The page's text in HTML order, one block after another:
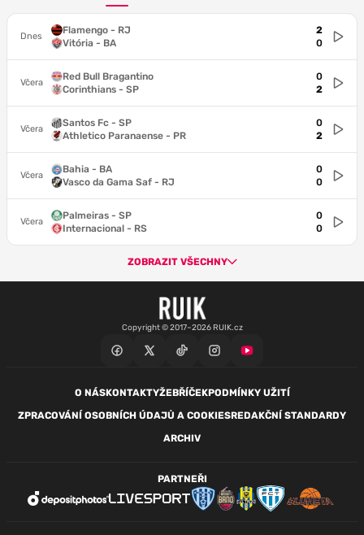
Dnes
Flamengo - RJ
Vitória - BA
2
0
Včera
Red Bull Bragantino
Corinthians - SP
0
2
Včera
Santos Fc - SP
Athletico Paranaense - PR
0
2
Včera
Bahia - BA
Vasco da Gama Saf - RJ
0
0
Včera
Palmeiras - SP
Internacional - RS
0
0
ZOBRAZIT VŠECHNY
Copyright © 2017–2026 RUIK.cz
O NÁSKONTAKTYŽEBŘÍČEKPODMÍNKY UŽITÍ
ZPRACOVÁNÍ OSOBNÍCH ÚDAJŮ A COOKIESREDAKČNÍ STANDARDY
ARCHIV
PARTNEŘI